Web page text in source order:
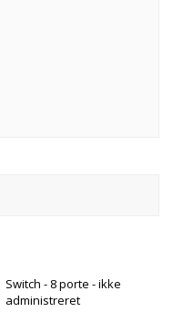
Switch - 8 porte - ikke
administreret